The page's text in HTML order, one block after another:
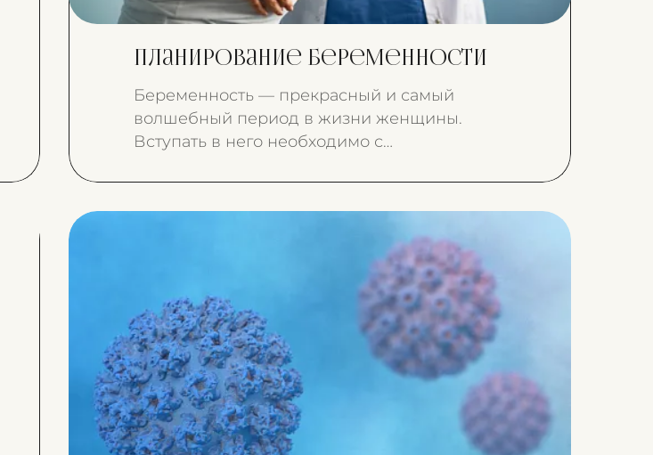
Планирование беременности
Беременность — прекрасный и самый
волшебный период в жизни женщины.
Вступать в него необходимо с
пониманием происходящего